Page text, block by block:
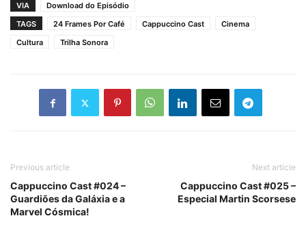
VIA
Download do Episódio
TAGS
24 Frames Por Café Cappuccino Cast
Cinema
Cultura
Trilha Sonora
Previous article
Cappuccino Cast #024 –
Guardiões da Galáxia e a
Marvel Cósmica!
Next article
Cappuccino Cast #025 –
Especial Martin Scorsese